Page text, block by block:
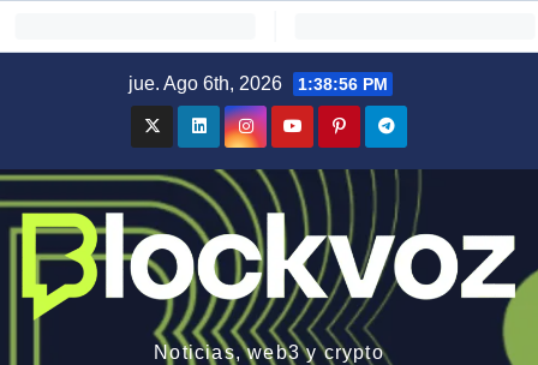
jue. Ago 6th, 2026 1:38:56 PM
Noticias, web3 y crypto